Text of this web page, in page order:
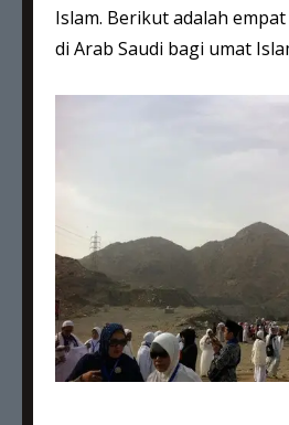
Islam. Berikut adalah
di Arab Saudi bagi umat